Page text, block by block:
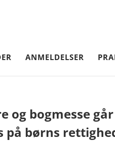
ANMELDELSER
og bogmesse
på børns